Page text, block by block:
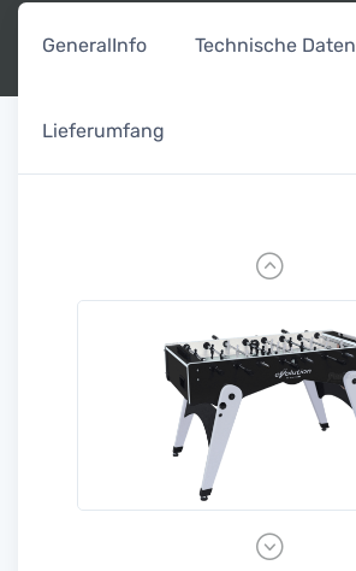
GeneralInfo Technische Daten
Lieferumfang
Previous
Next